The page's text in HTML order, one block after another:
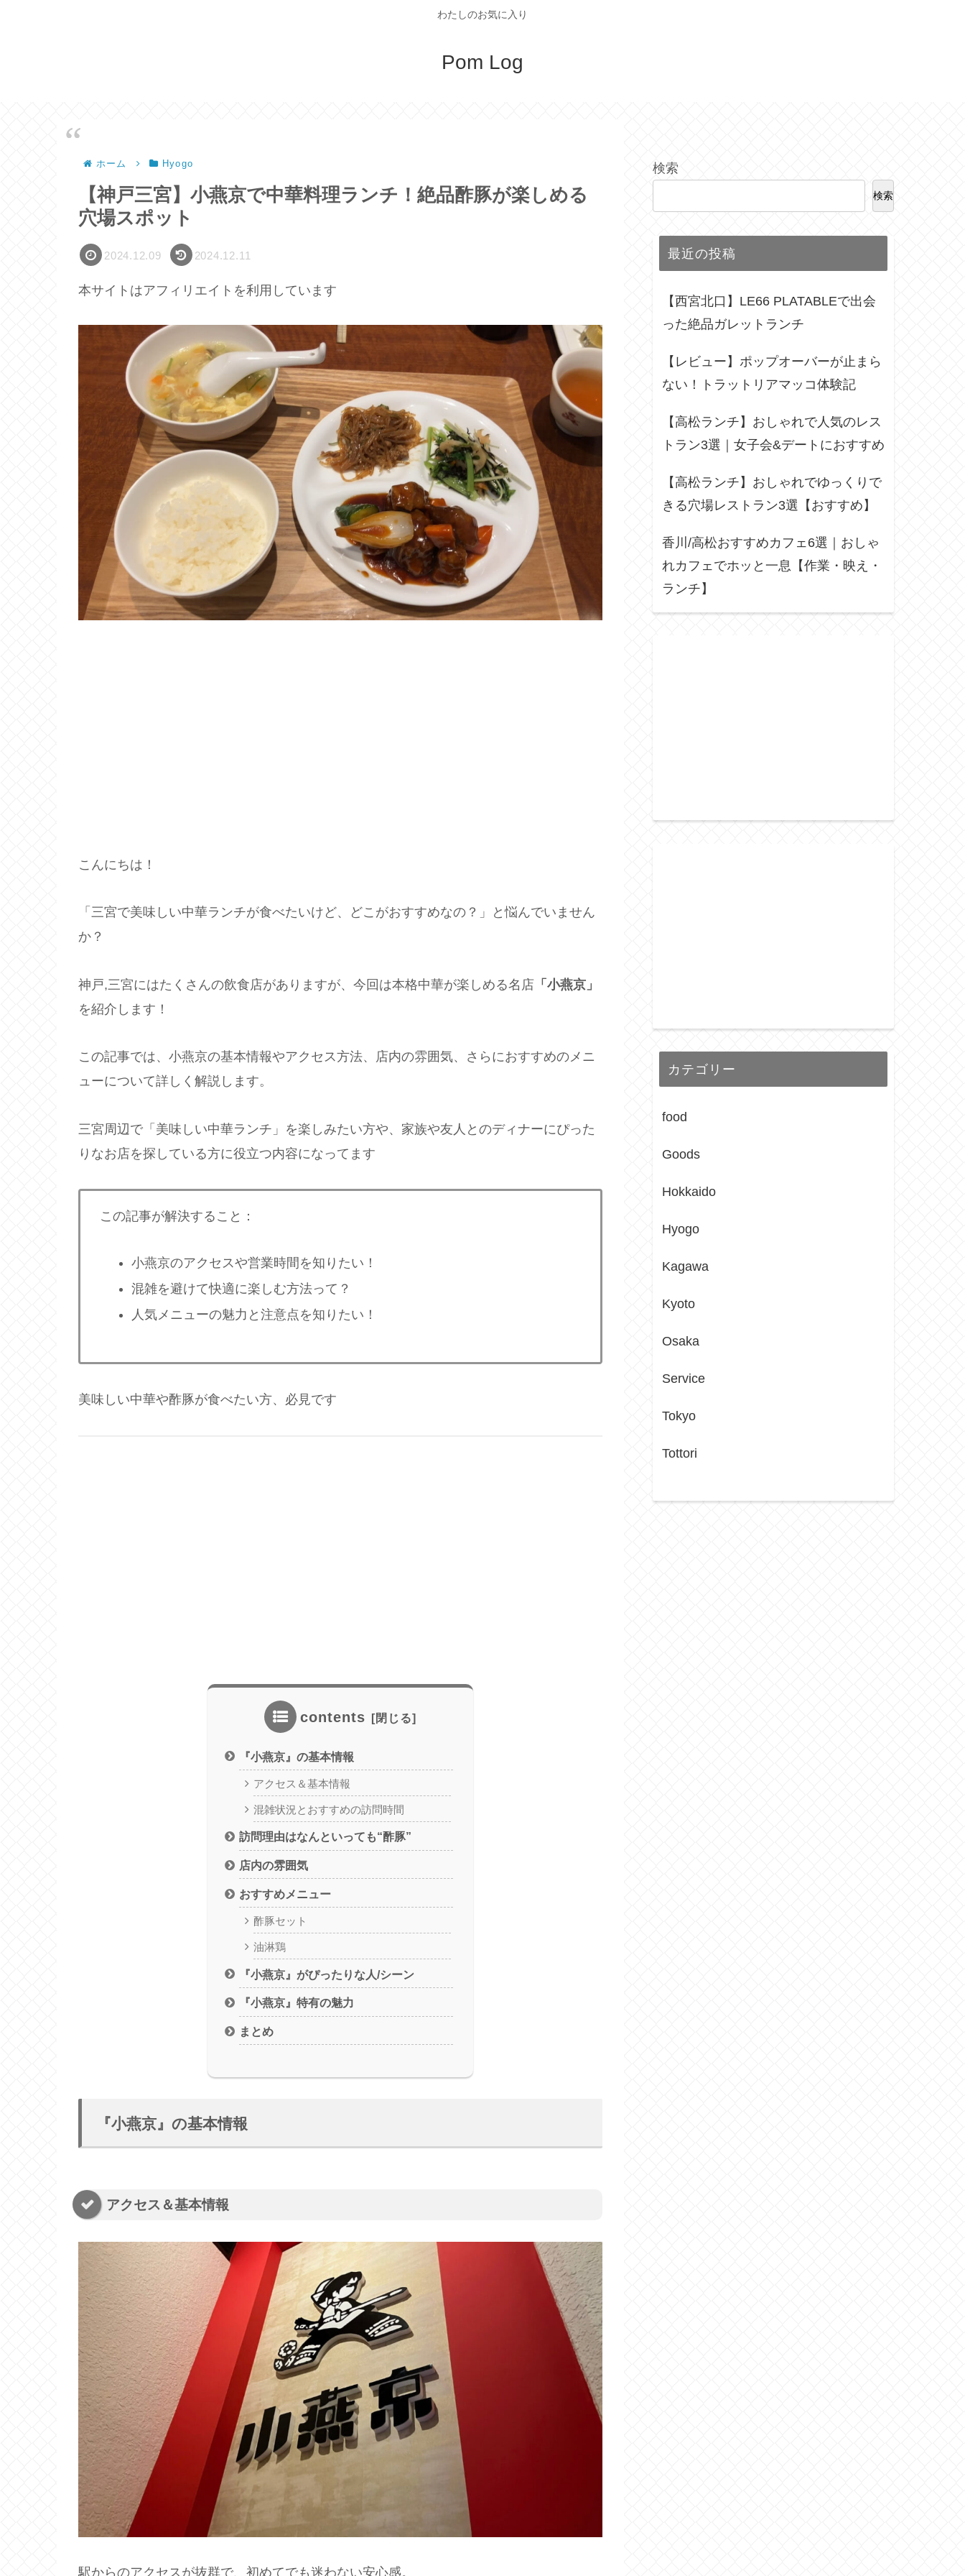
わたしのお気に入り
Pom Log
ホーム Hyogo
【神戸三宮】小燕京で中華料理ランチ！絶品酢豚が楽しめる
穴場スポット
2024.12.09 2024.12.11
本サイトはアフィリエイトを利用しています
こんにちは！
「三宮で美味しい中華ランチが食べたいけど、どこがおすすめなの？」と悩んでいません
か？
神戸,三宮にはたくさんの飲食店がありますが、今回は本格中華が楽しめる名店 「小燕京」
を紹介します！
この記事では、小燕京の基本情報やアクセス方法、店内の雰囲気、さらにおすすめのメニ
ューについて詳しく解説します。
三宮周辺で「美味しい中華ランチ」を楽しみたい方や、家族や友人とのディナーにぴった
りなお店を探している方に役立つ内容になってます
この記事が解決すること：
小燕京のアクセスや営業時間を知りたい！
混雑を避けて快適に楽しむ方法って？
人気メニューの魅力と注意点を知りたい！
美味しい中華や酢豚が食べたい方、必見です
contents
『小燕京』の基本情報
アクセス＆基本情報
混雑状況とおすすめの訪問時間
訪問理由はなんといっても“酢豚”
店内の雰囲気
おすすめメニュー
酢豚セット
油淋鶏
『小燕京』がぴったりな人/シーン
『小燕京』特有の魅力
まとめ
『小燕京』の基本情報
アクセス＆基本情報
駅からのアクセスが抜群で、初めてでも迷わない安心感。
検索
検索
最近の投稿
【西宮北口】LE66 PLATABLEで出会
った絶品ガレットランチ
【レビュー】ポップオーバーが止まら
ない！トラットリアマッコ体験記
【高松ランチ】おしゃれで人気のレス
トラン3選｜女子会&デートにおすすめ
【高松ランチ】おしゃれでゆっくりで
きる穴場レストラン3選【おすすめ】
香川/高松おすすめカフェ6選｜おしゃ
れカフェでホッと一息【作業・映え・
ランチ】
カテゴリー
food
Goods
Hokkaido
Hyogo
Kagawa
Kyoto
Osaka
Service
Tokyo
Tottori